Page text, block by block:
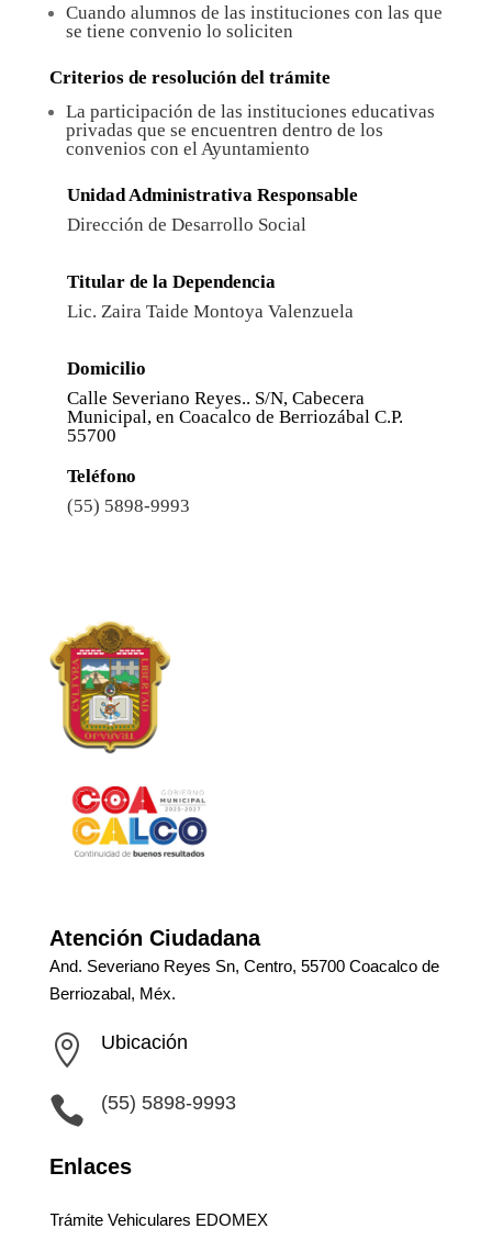
Cuando alumnos de las instituciones con las que
se tiene convenio lo soliciten
Criterios de resolución del trámite
La participación de las instituciones educativas
privadas que se encuentren dentro de los
convenios con el Ayuntamiento
Unidad Administrativa Responsable
Dirección de Desarrollo Social
Titular de la Dependencia
Lic. Zaira Taide Montoya Valenzuela
Domicilio
Calle Severiano Reyes.. S/N, Cabecera
Municipal, en Coacalco de Berriozábal C.P.
55700
Teléfono
(55) 5898-9993
Atención Ciudadana
And. Severiano Reyes Sn, Centro, 55700 Coacalco de
Berriozabal, Méx.
 Ubicación
 (55) 5898-9993
Enlaces
Trámite Vehiculares EDOMEX